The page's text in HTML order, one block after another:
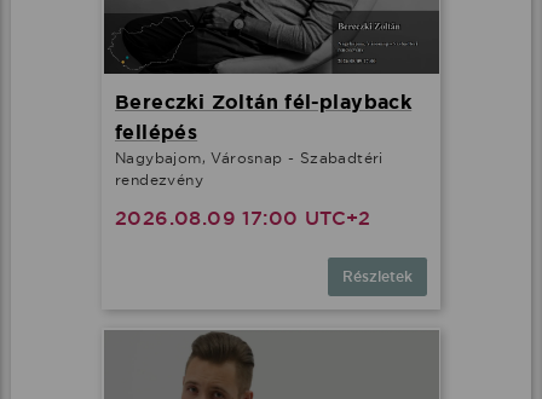
Bereczki Zoltán fél-playback
fellépés
Nagybajom, Városnap - Szabadtéri
rendezvény
2026.08.09 17:00 UTC+2
Részletek